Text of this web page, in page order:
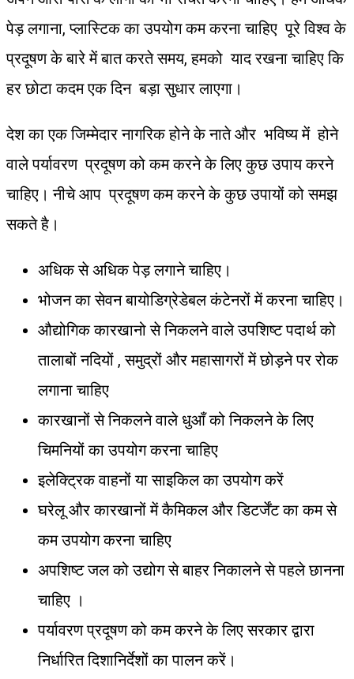
पेड़ लगाना, प्लास्टिक का उपयोग कम करना चाहिए पूरे विश्व के
प्रदूषण के बारे में बात करते समय, हमको याद रखना चाहिए कि
हर छोटा कदम एक दिन बड़ा सुधार लाएगा।
देश का एक जिम्मेदार नागरिक होने के नाते और भविष्य में होने
वाले पर्यावरण प्रदूषण को कम करने के लिए कुछ उपाय करने
चाहिए। नीचे आप प्रदूषण कम करने के कुछ उपायों को समझ
सकते है।
अधिक से अधिक पेड़ लगाने चाहिए।
भोजन का सेवन बायोडिग्रेडेबल कंटेनरों में करना चाहिए।
औद्योगिक कारखानो से निकलने वाले उपशिष्ट पदार्थ को
तालाबों नदियों , समुद्रों और महासागरों में छोड़ने पर रोक
लगाना चाहिए
कारखानों से निकलने वाले धुआँ को निकलने के लिए
चिमनियों का उपयोग करना चाहिए
इलेक्ट्रिक वाहनों या साइकिल का उपयोग करें
घरेलू और कारखानों में कैमिकल और डिटर्जेंट का कम से
कम उपयोग करना चाहिए
अपशिष्ट जल को उद्योग से बाहर निकालने से पहले छानना
चाहिए ।
पर्यावरण प्रदूषण को कम करने के लिए सरकार द्वारा
निर्धारित दिशानिर्देशों का पालन करें।